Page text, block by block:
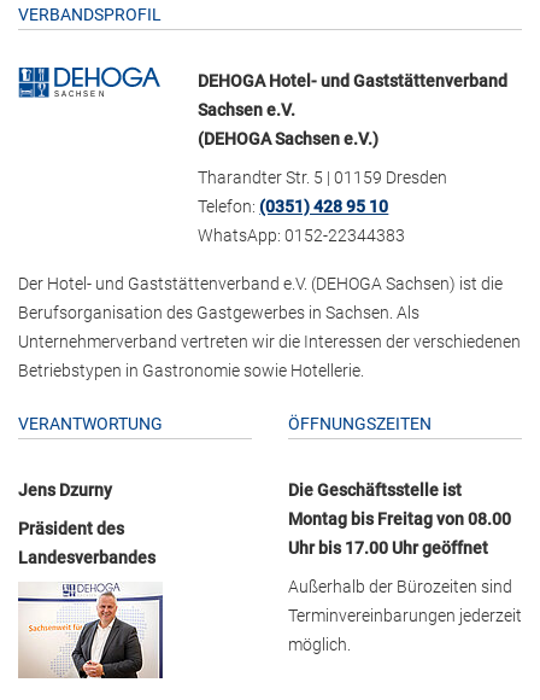
VERBANDSPROFIL
DEHOGA Hotel- und Gaststättenverband
Sachsen e.V.
(DEHOGA Sachsen e.V.)
Tharandter Str. 5 | 01159 Dresden
Telefon:(0351) 428 95 10
WhatsApp: 0152-22344383
Der Hotel- und Gaststättenverband e.V. (DEHOGA Sachsen) ist die
Berufsorganisation des Gastgewerbes in Sachsen. Als
Unternehmerverband vertreten wir die Interessen der verschiedenen
Betriebstypen in Gastronomie sowie Hotellerie.
VERANTWORTUNG
Jens Dzurny
Präsident des
Landesverbandes
ÖFFNUNGSZEITEN
Die Geschäftsstelle ist
Montag bis Freitag von 08.00
Uhr bis 17.00 Uhr geöffnet
Außerhalb der Bürozeiten sind
Terminvereinbarungen jederzeit
möglich.